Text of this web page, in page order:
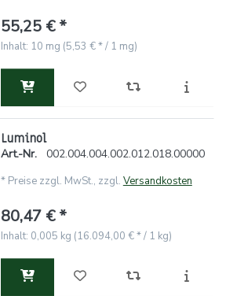
55,25 € *
Inhalt: 10 mg (5,53 € * / 1 mg)
Luminol
Art.-Nr. 002.004.004.002.012.018.00000
* Preise zzgl. MwSt., zzgl. Versandkosten
80,47 € *
Inhalt: 0,005 kg (16.094,00 € * / 1 kg)